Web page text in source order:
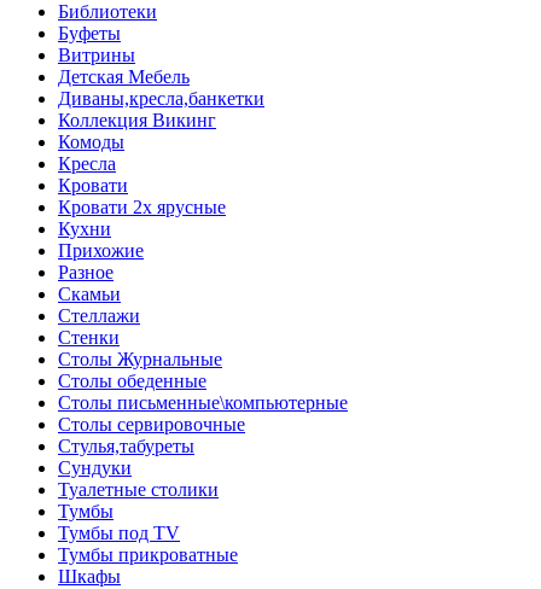
Библиотеки
Буфеты
Витрины
Детская Мебель
Диваны,кресла,банкетки
Коллекция Викинг
Комоды
Кресла
Кровати
Кровати 2х ярусные
Кухни
Прихожие
Разное
Скамьи
Стеллажи
Стенки
Столы Журнальные
Столы обеденные
Столы письменные\компьютерные
Столы сервировочные
Стулья,табуреты
Сундуки
Туалетные столики
Тумбы
Тумбы под TV
Тумбы прикроватные
Шкафы